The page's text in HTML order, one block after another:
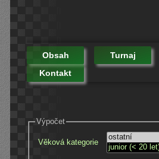
Obsah Turnaj
Kontakt
Výpočet
Věková kategorie